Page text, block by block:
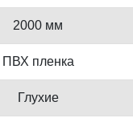
2000 мм
ПВХ пленка
Глухие